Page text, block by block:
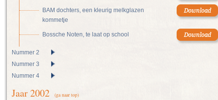
BAM dochters, een kleurig melkglazen
kommetje
Bossche Noten, te laat op school
Nummer 2
Nummer 3
Nummer 4
Jaar 2002 (ga naar top)